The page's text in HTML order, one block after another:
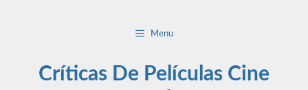
Menu
Críticas De Películas Cine